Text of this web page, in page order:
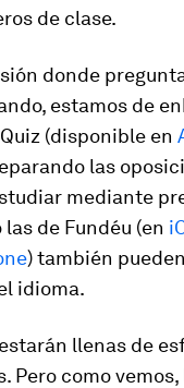
de clase.
donde
estamos de
(disponible en
las
mediante
de Fundéu (en
) también
idioma.
llenas de
Pero como